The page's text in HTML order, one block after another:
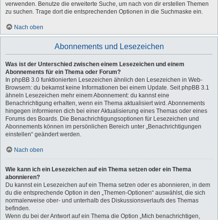
verwenden. Benutze die erweiterte Suche, um nach von dir erstellen Themen
zu suchen. Trage dort die entsprechenden Optionen in die Suchmaske ein.
Nach oben
Abonnements und Lesezeichen
Was ist der Unterschied zwischen einem Lesezeichen und einem
Abonnements für ein Thema oder Forum?
In phpBB 3.0 funktionierten Lesezeichen ähnlich den Lesezeichen in Web-
Browsern: du bekamst keine Informationen bei einem Update. Seit phpBB 3.1
ähneln Lesezeichen mehr einem Abonnement: du kannst eine
Benachrichtigung erhalten, wenn ein Thema aktualisiert wird. Abonnements
hingegen informieren dich bei einer Aktualisierung eines Themas oder eines
Forums des Boards. Die Benachrichtigungsoptionen für Lesezeichen und
Abonnements können im persönlichen Bereich unter „Benachrichtigungen
einstellen“ geändert werden.
Nach oben
Wie kann ich ein Lesezeichen auf ein Thema setzen oder ein Thema
abonnieren?
Du kannst ein Lesezeichen auf ein Thema setzen oder es abonnieren, in dem
du die entsprechende Option in den „Themen-Optionen“ auswählst, die sich
normalerweise ober- und unterhalb des Diskussionsverlaufs des Themas
befinden.
Wenn du bei der Antwort auf ein Thema die Option „Mich benachrichtigen,